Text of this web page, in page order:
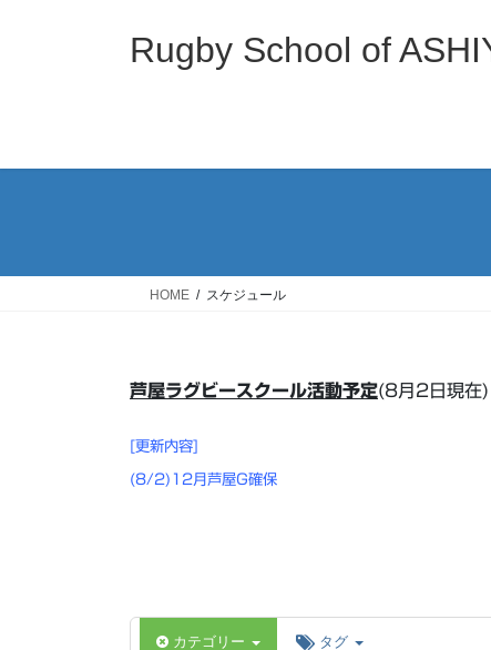
ス
ン
Rugby School of
HOME スケジュール
芦屋ラグビースクール活動予定(8月2日現在)
[更新内容]
(8/2)12月芦屋G確保
カテゴリー タグ